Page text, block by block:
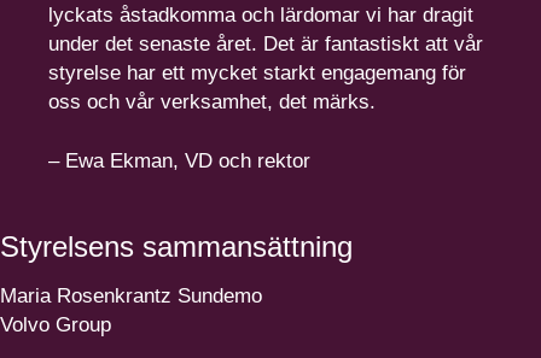
lyckats åstadkomma och lärdomar vi har dragit
under det senaste året. Det är fantastiskt att vår
styrelse har ett mycket starkt engagemang för
oss och vår verksamhet, det märks.
– Ewa Ekman, VD och rektor
Styrelsens samman­sättning
Maria Rosenkrantz Sundemo
Volvo Group